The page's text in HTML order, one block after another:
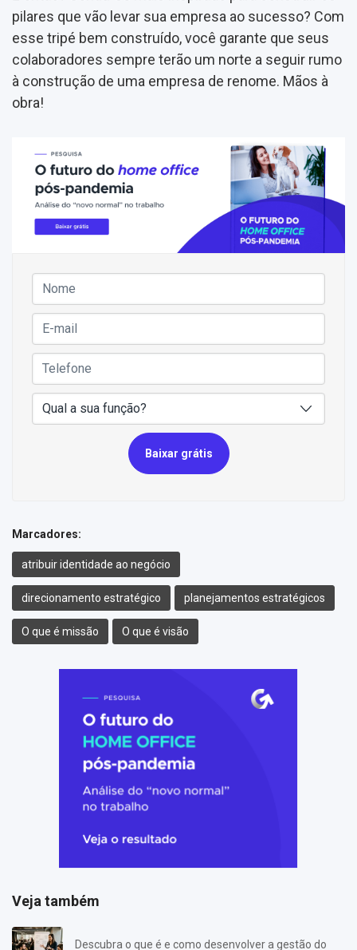
pilares que vão levar sua empresa ao sucesso? Com
esse tripé bem construído, você garante que seus
colaboradores sempre terão um norte a seguir rumo
à construção de uma empresa de renome. Mãos à
obra!
Baixar grátis
Marcadores:
atribuir identidade ao negócio
direcionamento estratégico planejamentos estratégicos
O que é missão O que é visão
Veja também
Descubra o que é e como desenvolver a gestão do